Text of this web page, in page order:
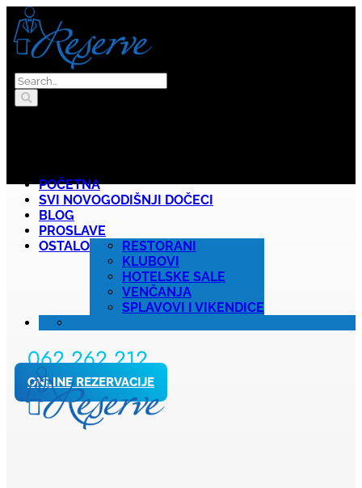
POČETNA
SVI NOVOGODIŠNJI DOČECI
BLOG
PROSLAVE
OSTALO
RESTORANI
KLUBOVI
HOTELSKE SALE
VENČANJA
SPLAVOVI I VIKENDICE
062 262 212
ONLINE REZERVACIJE